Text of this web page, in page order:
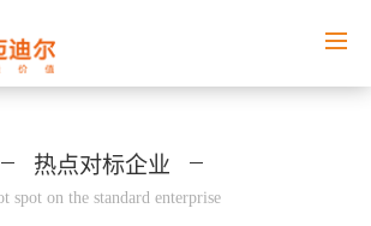
热点对标企业
spot on the standard enterprise